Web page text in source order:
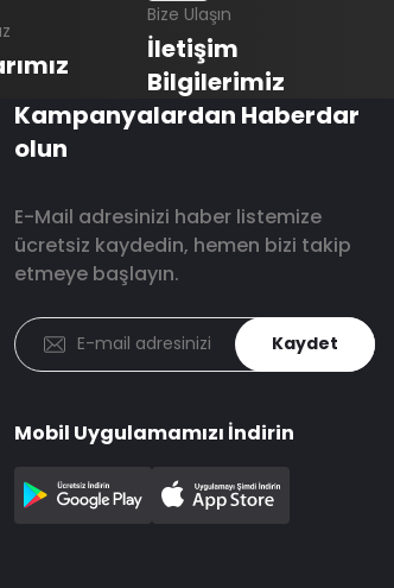
Bize Ulaşın
İletişim
Bilgilerimiz
Kampanyalardan Haberdar
olun
E-Mail adresinizi haber listemize
ücretsiz kaydedin, hemen bizi takip
etmeye başlayın.
Kaydet
Mobil Uygulamamızı İndirin